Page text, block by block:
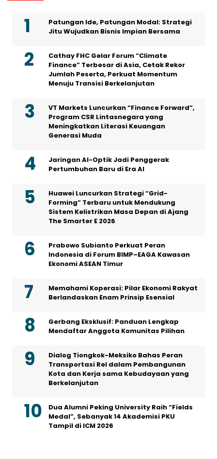
Patungan Ide, Patungan Modal: Strategi
Jitu Wujudkan Bisnis Impian Bersama
Cathay FHC Gelar Forum “Climate
Finance” Terbesar di Asia, Cetak Rekor
Jumlah Peserta, Perkuat Momentum
Menuju Transisi Berkelanjutan
VT Markets Luncurkan “Finance Forward”,
Program CSR Lintasnegara yang
Meningkatkan Literasi Keuangan
Generasi Muda
Jaringan AI-Optik Jadi Penggerak
Pertumbuhan Baru di Era AI
Huawei Luncurkan Strategi “Grid-
Forming” Terbaru untuk Mendukung
Sistem Kelistrikan Masa Depan di Ajang
The Smarter E 2026
Prabowo Subianto Perkuat Peran
Indonesia di Forum BIMP–EAGA Kawasan
Ekonomi ASEAN Timur
Memahami Koperasi: Pilar Ekonomi Rakyat
Berlandaskan Enam Prinsip Esensial
Gerbang Eksklusif: Panduan Lengkap
Mendaftar Anggota Komunitas Pilihan
Dialog Tiongkok-Meksiko Bahas Peran
Transportasi Rel dalam Pembangunan
Kota dan Kerja sama Kebudayaan yang
Berkelanjutan
Dua Alumni Peking University Raih “Fields
Medal”, Sebanyak 14 Akademisi PKU
Tampil di ICM 2026